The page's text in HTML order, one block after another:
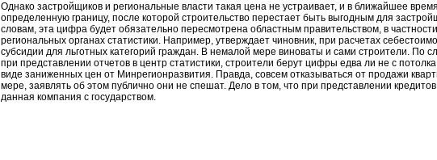
Однако застройщиков и региональные власти такая цена не устраивает, и в ближайшее
определенную границу, после которой строительство перестает быть выгодным для
словам, эта цифра будет обязательно пересмотрена областным правительством, в
региональных органах статистики. Например, утверждает чиновник, при расчетах
субсидии для льготных категорий граждан. В немалой мере виноваты и сами строители. По
при представлении отчетов в центр статистики, строители берут цифры едва ли не с
виде заниженных цен от Минрегионразвития. Правда, совсем отказываться от продажи
мере, заявлять об этом публично они не спешат. Дело в том, что при представлении
данная компания с государством.